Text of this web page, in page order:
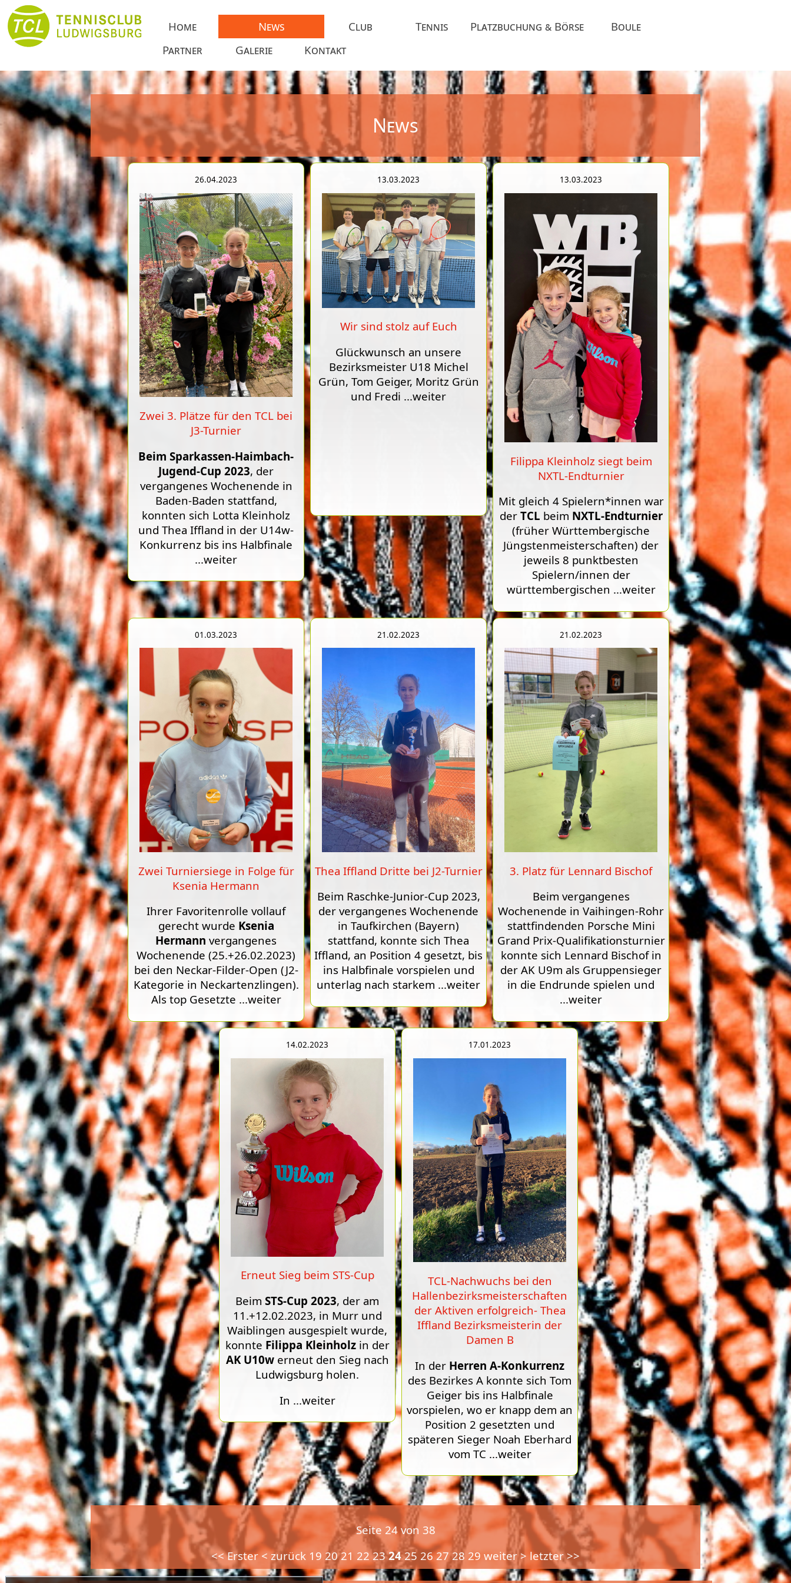
Home News Club Tennis Platzbuchung & Börse
Boule
Partner
Galerie Kontakt
News
26.04.2023
Zwei 3. Plätze für den TCL bei
J3-Turnier
Beim Sparkassen-Haimbach-
Jugend-Cup 2023, der
vergangenes Wochenende in
Baden-Baden stattfand,
konnten sich Lotta Kleinholz
und Thea Iffland in der U14w-
Konkurrenz bis ins Halbfinale
...weiter
13.03.2023
Wir sind stolz auf Euch
Glückwunsch an unsere
Bezirksmeister U18 Michel
Grün, Tom Geiger, Moritz Grün
und Fredi ...weiter
13.03.2023
Filippa Kleinholz siegt beim
NXTL-Endturnier
Mit gleich 4 Spielern*innen war
der TCL beim NXTL-Endturnier
(früher Württembergische
Jüngstenmeisterschaften) der
jeweils 8 punktbesten
Spielern/innen der
württembergischen ...weiter
01.03.2023
Zwei Turniersiege in Folge für
Ksenia Hermann
Ihrer Favoritenrolle vollauf
gerecht wurde Ksenia
Hermann vergangenes
Wochenende (25.+26.02.2023)
bei den Neckar-Filder-Open (J2-
Kategorie in Neckartenzlingen).
Als top Gesetzte ...weiter
21.02.2023
Thea Iffland Dritte bei J2-Turnier
Beim Raschke-Junior-Cup 2023,
der vergangenes Wochenende
in Taufkirchen (Bayern)
stattfand, konnte sich Thea
Iffland, an Position 4 gesetzt, bis
ins Halbfinale vorspielen und
unterlag nach starkem ...weiter
21.02.2023
3. Platz für Lennard Bischof
Beim vergangenes
Wochenende in Vaihingen-Rohr
stattfindenden Porsche Mini
Grand Prix-Qualifikationsturnier
konnte sich Lennard Bischof in
der AK U9m als Gruppensieger
in die Endrunde spielen und
...weiter
14.02.2023
Erneut Sieg beim STS-Cup
Beim STS-Cup 2023, der am
11.+12.02.2023, in Murr und
Waiblingen ausgespielt wurde,
konnte Filippa Kleinholzin der
AK U10werneut den Sieg nach
Ludwigsburg holen.
In ...weiter
17.01.2023
TCL-Nachwuchs bei den
Hallenbezirksmeisterschaften
der Aktiven erfolgreich- Thea
Iffland Bezirksmeisterin der
Damen B
In der Herren A-Konkurrenz
des Bezirkes A konnte sich Tom
Geiger bis ins Halbfinale
vorspielen, wo er knapp dem an
Position 2 gesetzten und
späteren Sieger Noah Eberhard
vom TC ...weiter
Seite 24 von 38
<< Erster < zurück 19 20 21 22 23 2425 26 27 28 29 weiter > letzter >>